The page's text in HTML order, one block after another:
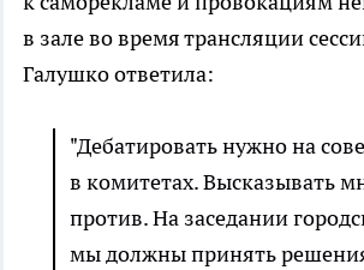
в зале во время трансляции
Галушко ответила:
"Дебатировать нужно на
в комитетах. Высказывать
против. На заседании
мы должны принять